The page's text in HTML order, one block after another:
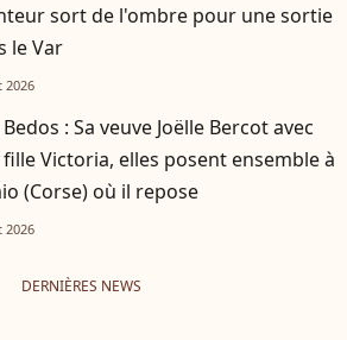
sort de l'ombre pour une sortie
le Var
2026
: Sa veuve Joëlle Bercot avec
Victoria, elles posent ensemble à
(Corse) où il repose
2026
DERNIÈRES NEWS